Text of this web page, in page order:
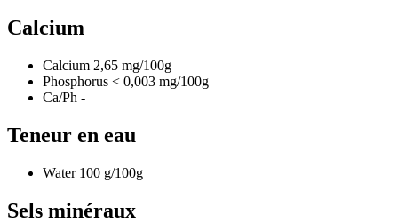
Calcium
Calcium 2,65 mg/100g
Phosphorus < 0,003 mg/100g
Ca/Ph -
Teneur en eau
Water 100 g/100g
Sels minéraux